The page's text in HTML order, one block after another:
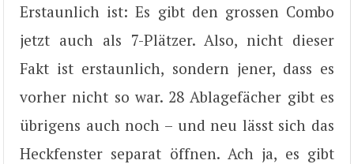
Erstaunlich ist: Es gibt den grossen Combo
jetzt auch als 7-Plätzer. Also, nicht dieser
Fakt ist erstaunlich, sondern jener, dass es
vorher nicht so war. 28 Ablagefächer gibt es
übrigens auch noch – und neu lässt sich das
Heckfenster separat öffnen. Ach ja, es gibt